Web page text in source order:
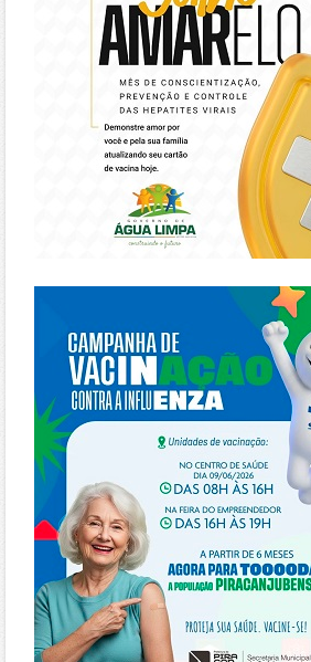
https://piracanjuba.go.gov.br/